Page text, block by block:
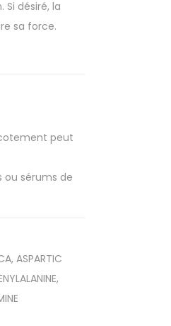
désiré, la
sa force.
peut
sérums de
ASPARTIC